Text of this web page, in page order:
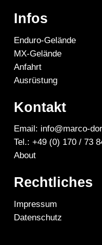
Infos
Enduro-Gelände
MX-Gelände
Anfahrt
Ausrüstung
Kontakt
Email: info@marco-
Tel.: +49 (0) 170 / 73
About
Rechtliches
Impressum
Datenschutz